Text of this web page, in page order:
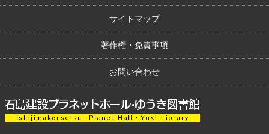
サイトマップ
著作権・免責事項
お問い合わせ